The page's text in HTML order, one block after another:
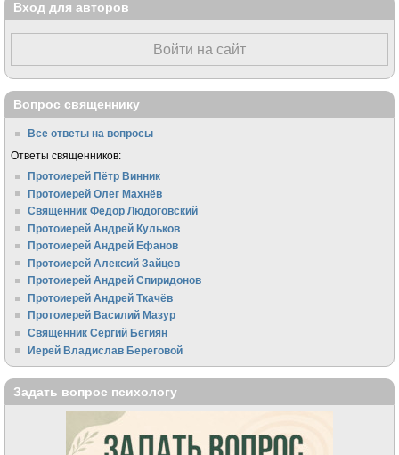
Вход для авторов
Войти на сайт
Вопрос священнику
Все ответы на вопросы
Ответы священников:
Протоиерей Пётр Винник
Протоиерей Олег Махнёв
Священник Федор Людоговский
Протоиерей Андрей Кульков
Протоиерей Андрей Ефанов
Протоиерей Алексий Зайцев
Протоиерей Андрей Спиридонов
Протоиерей Андрей Ткачёв
Протоиерей Василий Мазур
Священник Сергий Бегиян
Иерей Владислав Береговой
Задать вопрос психологу